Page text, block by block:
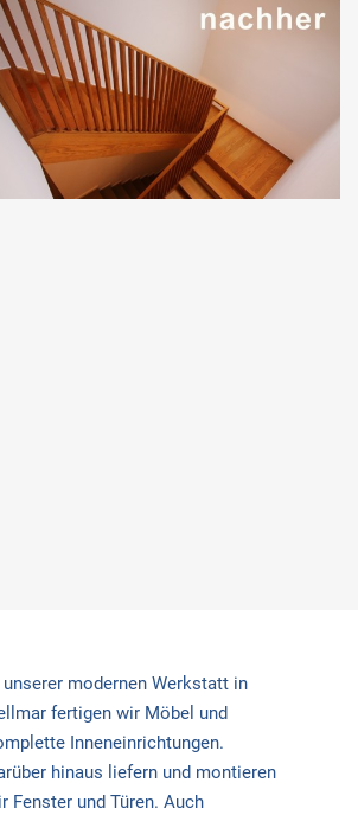
unserer modernen Werkstatt in
fertigen wir Möbel und
Inneneinrichtungen.
hinaus liefern und montieren
Fenster und Türen. Auch